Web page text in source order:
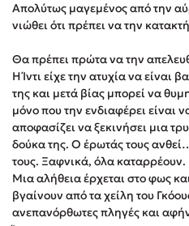
Δημοφιλή Άρθρα
3 βιβλία βασισμένα σε αληθινά
Ο εθισμός των παιδιών στις
Μια λέξη που συχνά νιώθεις
Τι είναι η νευροποικιλότητα;
απαντά!
Συγχαρητήρια, Πέθανες! Μια
ελληνικής μυθολογίας
Εύκολη συνταγή για chicken
Απολύτως μαγεμένος από την
νιώθει ότι πρέπει να την
Θα πρέπει πρώτα να την
Η Ίντι είχε την ατυχία να είναι
της και μετά βίας μπορεί να
μόνο που την ενδιαφέρει είναι
αποφασίζει να ξεκινήσει μια
δούκα της. Ο έρωτάς τους
τους. Ξαφνικά, όλα καταρρέουν.
Μια αλήθεια έρχεται στο φως
βγαίνουν από τα χείλη του
ανεπανόρθωτες πληγές και